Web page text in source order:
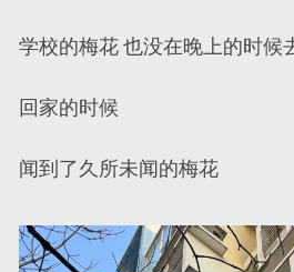
学校的梅花 也没在晚上的时候
回家的时候
闻到了久所未闻的梅花